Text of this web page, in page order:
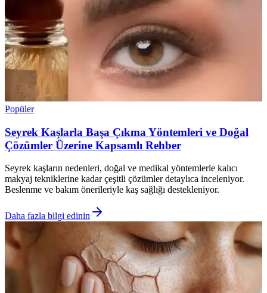
Popüler
Seyrek Kaşlarla Başa Çıkma Yöntemleri ve Doğal
Çözümler Üzerine Kapsamlı Rehber
Seyrek kaşların nedenleri, doğal ve medikal yöntemlerle kalıcı
makyaj tekniklerine kadar çeşitli çözümler detaylıca inceleniyor.
Beslenme ve bakım önerileriyle kaş sağlığı destekleniyor.
Daha fazla bilgi edinin